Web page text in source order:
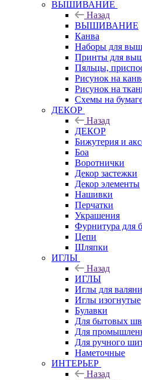
ВЫШИВАНИЕ
Назад
ВЫШИВАНИЕ
Канва
Наборы для
Принты для
Пяльцы,
Рисунок на
Рисунок на
Схемы на
ДЕКОР
Назад
ДЕКОР
Бижутерия и
Боа
Воротнички
Декор застежки
Декор элементы
Нашивки
Перчатки
Украшения
Фурнитура для
Цепи
Шляпки
ИГЛЫ
Назад
ИГЛЫ
Иглы для
Иглы изогнутые
Булавки
Для бытовых
Для
Для ручного
Наметочные
ИНТЕРЬЕР
Назад